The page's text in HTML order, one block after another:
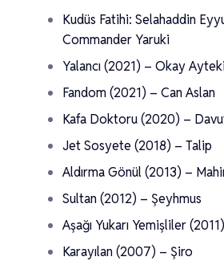
Kudüs Fatihi: Selahaddin
Commander Yaruki
Yalancı (2021) – Okay
Fandom (2021) – Can Aslan
Kafa Doktoru (2020) –
Jet Sosyete (2018) – Talip
Aldırma Gönül (2013) –
Sultan (2012) – Şeyhmus
Aşağı Yukarı Yemişliler
Karayılan (2007) – Şiro